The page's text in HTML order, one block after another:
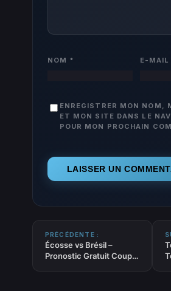
NOM * E-MAIL
ENREGISTRER MON NOM,
ET MON SITE DANS LE
POUR MON PROCHAIN
PRÉCÉDENTE :
Écosse vs Brésil –
Pronostic Gratuit Coupe